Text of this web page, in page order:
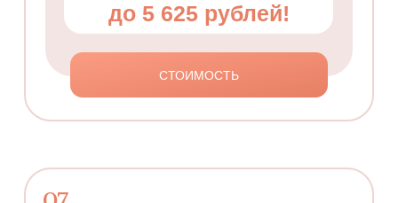
СТОИМОСТЬ
до 5 625 рублей!